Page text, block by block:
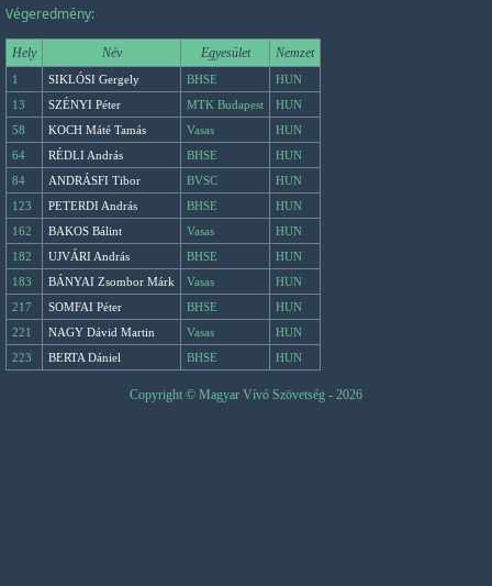
Végeredmény:
Hely Név Egyesület Nemzet
1 SIKLÓSI Gergely BHSE
HUN
13
SZÉNYI Péter MTK Budapest
HUN
58
KOCH Máté Tamás Vasas
HUN
64
RÉDLI András BHSE
HUN
84
ANDRÁSFI Tibor BVSC
HUN
123
PETERDI András BHSE
HUN
162
BAKOS Bálint Vasas
HUN
182
UJVÁRI András BHSE
HUN
183
BÁNYAI Zsombor Márk Vasas
HUN
217
SOMFAI Péter BHSE
HUN
221
NAGY Dávid Martin Vasas
HUN
223
BERTA Dániel BHSE HUN
Copyright © Magyar Vívó Szövetség - 2026